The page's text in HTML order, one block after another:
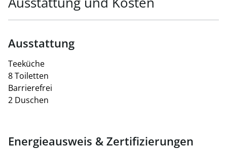
Ausstattung
Teeküche
8 Toiletten
Barrierefrei
2 Duschen
Energieausweis & Zertifizierungen